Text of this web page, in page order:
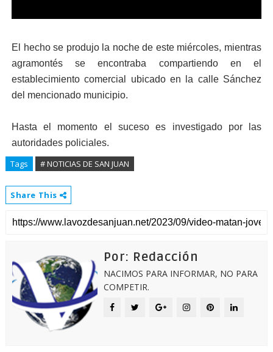
El hecho se produjo la noche de este miércoles, mientras
agramontés se encontraba compartiendo en el
establecimiento comercial ubicado en la calle Sánchez
del mencionado municipio.
Hasta el momento el suceso es investigado por las
autoridades policiales.
Tags # NOTICIAS DE SAN JUAN
Share This
Por: Redacción
NACIMOS PARA INFORMAR, NO PARA
COMPETIR.